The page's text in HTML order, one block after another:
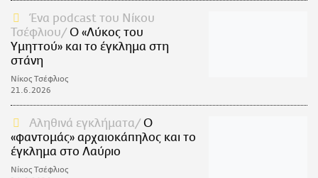
Ένα podcast του Νίκου
Τσέφλιου
Ο «Λύκος του
Υμηττού» και το έγκλημα στη
στάνη
Νίκος Τσέφλιος
21.6.2026
Αληθινά εγκλήματα
Ο
«φαντομάς» αρχαιοκάπηλος και το
έγκλημα στο Λαύριο
Νίκος Τσέφλιος